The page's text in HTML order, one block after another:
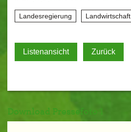
Landesregierung Landwirtschaft
Listenansicht Zurück
Download Pressefoto 1